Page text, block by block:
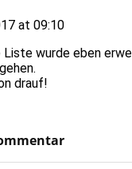
at 09:10
Liste wurde eben
drauf!